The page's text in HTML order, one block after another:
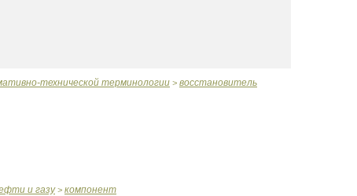
-технической терминологии > восстановитель
и газу> компонент